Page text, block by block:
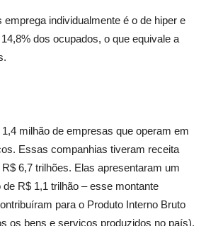
individualmente é o de hiper e
dos ocupados, o que equivale a
milhão de empresas que operam em
Essas companhias tiveram receita
6,7 trilhões. Elas apresentaram um
R$ 1,1 trilhão – esse montante
para o Produto Interno Bruto
os bens e serviços produzidos no país).